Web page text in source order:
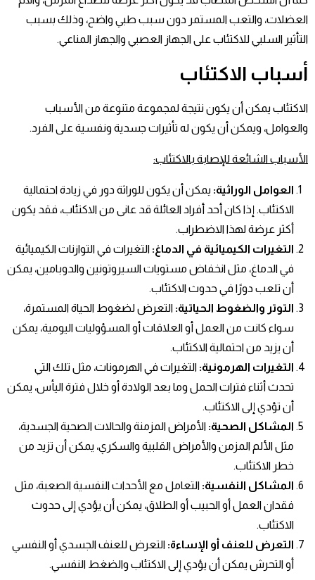
العضلات، والتعب المستمر دون سبب طبي واضح، وذلك بسبب
التأثير السلبي للاكتئاب على الجهاز العصبي والجهاز المناعي.
أسباب الاكتئاب
الاكتئاب يمكن أن يكون نتيجة لمجموعة متنوعة من الأسباب
والعوامل، ويمكن أن يكون له تأثيرات جسدية ونفسية على الفرد.
الأسباب الشائعة للإصابة بالاكتئاب:
العوامل الوراثية: يمكن أن يكون للوراثة دور في زيادة احتمالية
الاكتئاب. إذا كان أحد أفراد العائلة قد عانى من الاكتئاب، فقد يكون
أكثر عرضة لهذا الاضطراب.
التغيرات الكيميائية في الدماغ: التغيرات في التوازنات الكيميائية
في الدماغ، مثل انخفاض مستويات السيروتونين والدوبامين، يمكن
أن تلعب دورًا في حدوث الاكتئاب.
التوتر والضغوط الحياتية: التعرض لضغوط الحياة المستمرة،
سواء كانت من العمل أو العلاقات أو المسؤوليات اليومية، يمكن
أن يزيد من احتمالية الاكتئاب.
التغيرات الهرمونية: التغيرات في الهرمونات، مثل تلك التي
تحدث أثناء فترات الحمل وما بعد الولادة أو خلال فترة اليأس، يمكن
أن تؤدي إلى الاكتئاب.
المشاكل الصحية: الأمراض المزمنة والحالات الصحية الجسدية،
مثل الألم المزمن والأمراض القلبية والسكري، يمكن أن تزيد من
خطر الاكتئاب.
المشاكل النفسية: التعامل مع الأحداث النفسية الصعبة، مثل
فقدان العمل أو الحبيب أو الطلاق، يمكن أن يؤدي إلى حدوث
الاكتئاب.
التعرض للعنف أو الإساءة: التعرض للعنف الجسدي أو النفسي
أو التحرش يمكن أن يؤدي إلى الاكتئاب والضغط النفسي.